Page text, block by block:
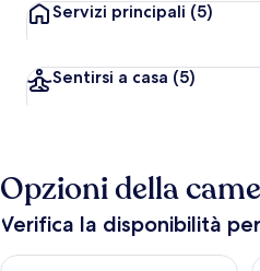
Servizi principali (5)
Sentirsi a casa (5)
Opzioni della
Verifica la disponibilità
Verifica la disponibilità per